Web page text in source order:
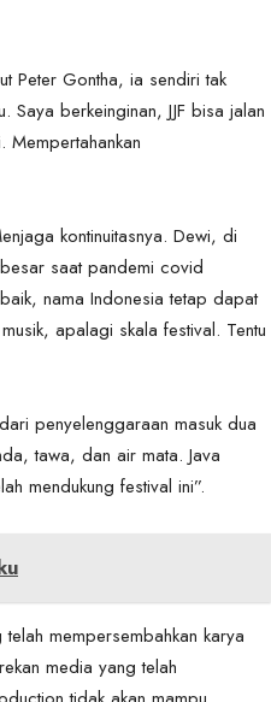
Peter Gontha, ia sendiri tak
Saya berkeinginan, JJF bisa jalan
kontinuitasnya. Dewi, di
saat pandemi covid
nama Indonesia tetap dapat
apalagi skala festival. Tentu
penyelenggaraan masuk dua
tawa, dan air mata. Java
mendukung festival ini”.
mempersembahkan karya
media yang telah